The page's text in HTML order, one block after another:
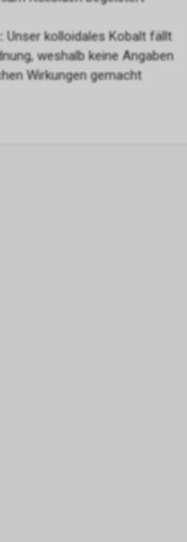
Unser kolloidales Kobalt fällt
weshalb keine Angaben
Wirkungen gemacht